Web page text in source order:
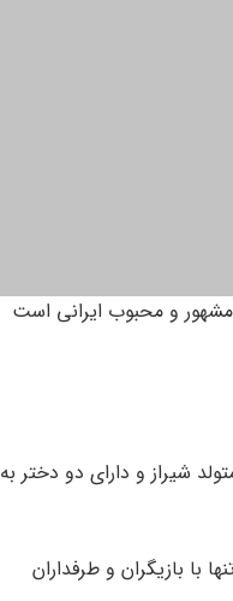
مشهور و محبوب ایرانی است
شیراز و دارای دو دختر به
بازیگران و طرفداران